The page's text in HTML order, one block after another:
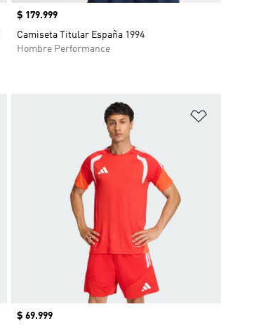
Precio
$ 179.999
Camiseta Titular España 1994
Hombre Performance
Añadir a la lista de deseos
Precio
$ 69.999